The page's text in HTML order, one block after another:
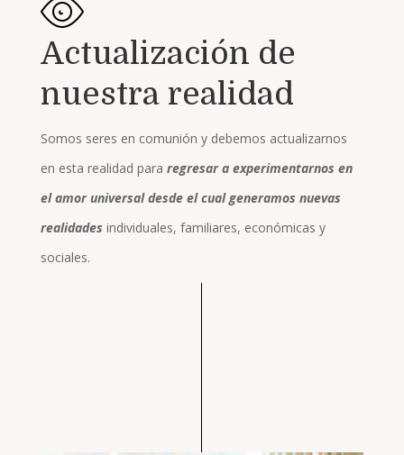
Actualización de
nuestra realidad
Somos seres en comunión y debemos actualizarnos
en esta realidad para regresar a experimentarnos en
el amor universal desde el cual generamos nuevas
realidades individuales, familiares, económicas y
sociales.